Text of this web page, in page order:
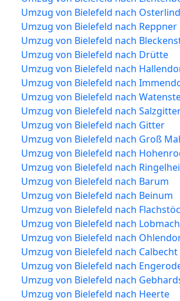
Umzug von Bielefeld nach
Umzug von Bielefeld nach Reppner
Umzug von Bielefeld nach
Umzug von Bielefeld nach Drütte
Umzug von Bielefeld nach
Umzug von Bielefeld nach
Umzug von Bielefeld nach
Umzug von Bielefeld nach
Umzug von Bielefeld nach Gitter
Umzug von Bielefeld nach Groß
Umzug von Bielefeld nach
Umzug von Bielefeld nach
Umzug von Bielefeld nach Barum
Umzug von Bielefeld nach Beinum
Umzug von Bielefeld nach
Umzug von Bielefeld nach
Umzug von Bielefeld nach
Umzug von Bielefeld nach Calbecht
Umzug von Bielefeld nach
Umzug von Bielefeld nach
Umzug von Bielefeld nach Heerte